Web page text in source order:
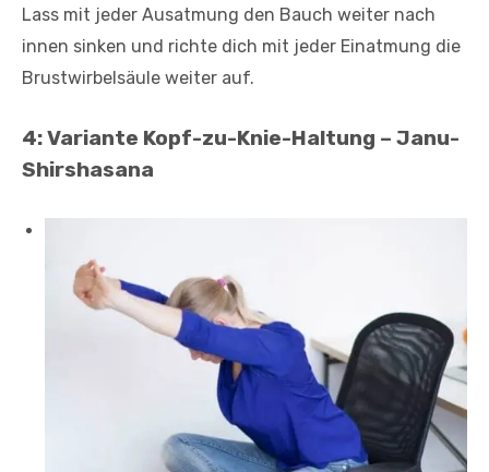
Lass mit jeder Ausatmung den Bauch weiter nach
innen sinken und richte dich mit jeder Einatmung die
Brustwirbelsäule weiter auf.
4: Variante Kopf-zu-Knie-Haltung – Janu-
Shirshasana